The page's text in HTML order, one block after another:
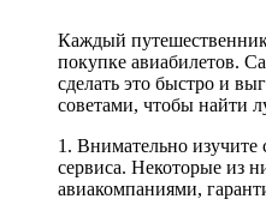
Каждый
покупке авиабилетов.
сделать это быстро и
советами, чтобы найти
1. Внимательно изучите
сервиса. Некоторые из
авиакомпаниями,